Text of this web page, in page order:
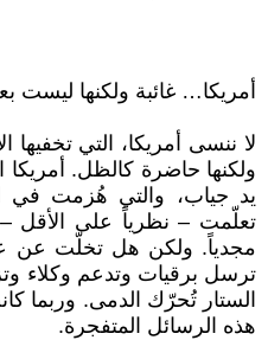
أمريكا… غائبة ولكنها ليست
لا ننسى أمريكا، التي تخفيها
ولكنها حاضرة كالظل.
يد جياب، والتي هُزمت في
تعلّمت – نظرياً على الأقل –
مجدياً. ولكن هل تخلّت عن
ترسل برقيات وتدعم وكلاء
الستار تُحرّك الدمى. وربما
هذه الرسائل المتفجرة.